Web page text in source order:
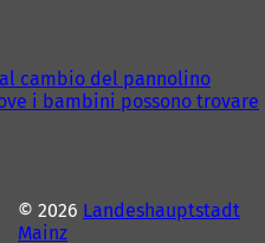
cambio del pannolino
i bambini possono trovare
© 2026 Landeshauptstadt
Mainz